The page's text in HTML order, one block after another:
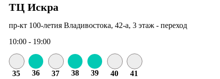
ТЦ Искра
пр-кт 100-летия Владивостока, 42-а, 3 этаж - переход
10:00 - 19:00
35 36 37 38 39 40 41